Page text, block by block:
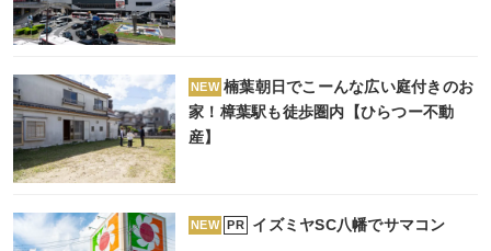
NEW 楠葉朝日でこーんな広い庭付きのお
家！樟葉駅も徒歩圏内【ひらつー不動
産】
NEW PR イズミヤSC八幡でサマコン